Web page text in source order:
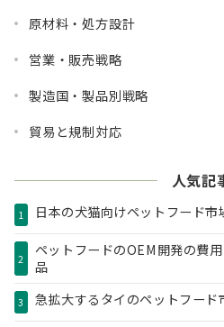
原材料・処方設計
営業・販売戦略
製造国・製品別戦略
貿易と規制対応
人気記
1 日本の犬猫向けペットフード
2
ペットフードのOEM開発の費
品
3 急拡大するタイのペットフード